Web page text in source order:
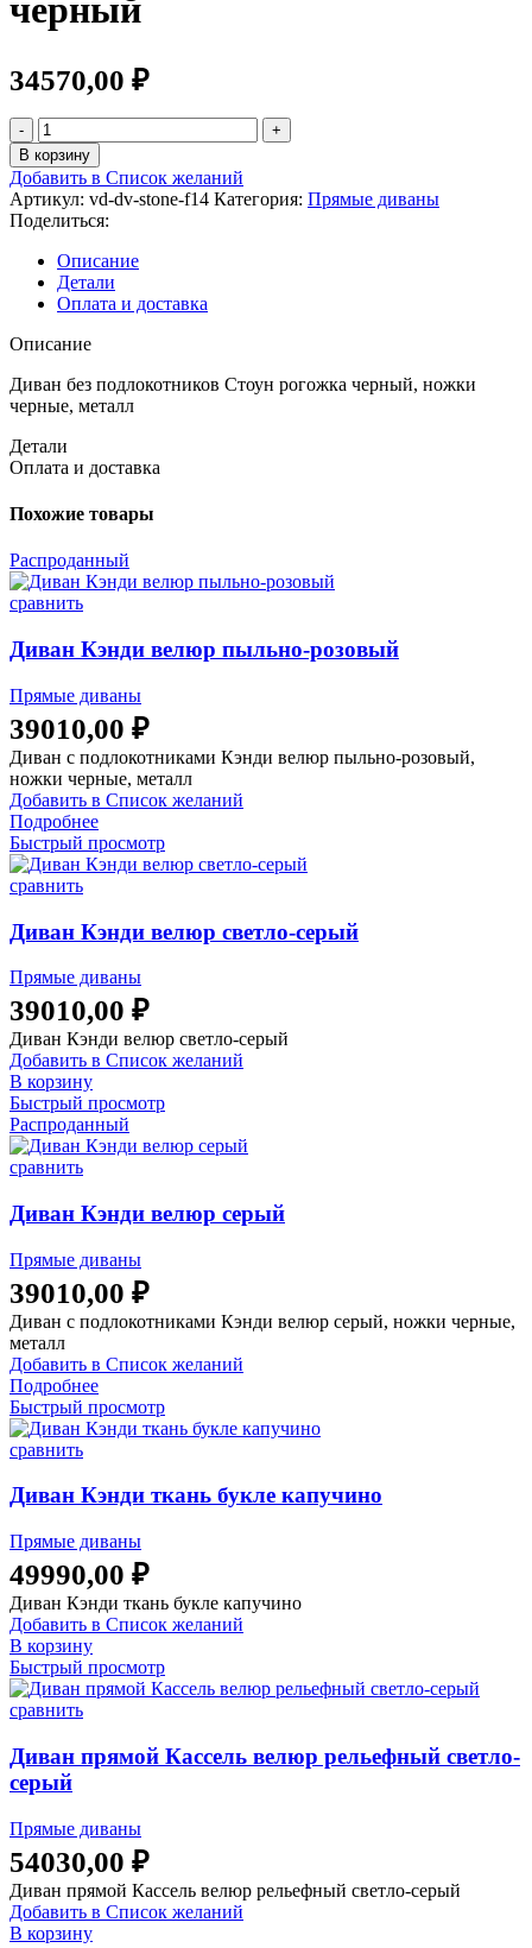
черный
34570,00 ₽
В корзину
Добавить в Список желаний
Артикул: vd-dv-stone-f14 Категория: Прямые диваны
Поделиться:
Описание
Детали
Оплата и доставка
Описание
Диван без подлокотников Стоун рогожка черный, ножки
черные, металл
Детали
Оплата и доставка
Похожие товары
Распроданный
сравнить
Диван Кэнди велюр пыльно-розовый
Прямые диваны
39010,00 ₽
Диван с подлокотниками Кэнди велюр пыльно-розовый,
ножки черные, металл
Добавить в Список желаний
Подробнее
Быстрый просмотр
сравнить
Диван Кэнди велюр светло-серый
Прямые диваны
39010,00 ₽
Диван Кэнди велюр светло-серый
Добавить в Список желаний
В корзину
Быстрый просмотр
Распроданный
сравнить
Диван Кэнди велюр серый
Прямые диваны
39010,00 ₽
Диван с подлокотниками Кэнди велюр серый, ножки черные,
металл
Добавить в Список желаний
Подробнее
Быстрый просмотр
сравнить
Диван Кэнди ткань букле капучино
Прямые диваны
49990,00 ₽
Диван Кэнди ткань букле капучино
Добавить в Список желаний
В корзину
Быстрый просмотр
сравнить
Диван прямой Кассель велюр рельефный светло-
серый
Прямые диваны
54030,00 ₽
Диван прямой Кассель велюр рельефный светло-серый
Добавить в Список желаний
В корзину